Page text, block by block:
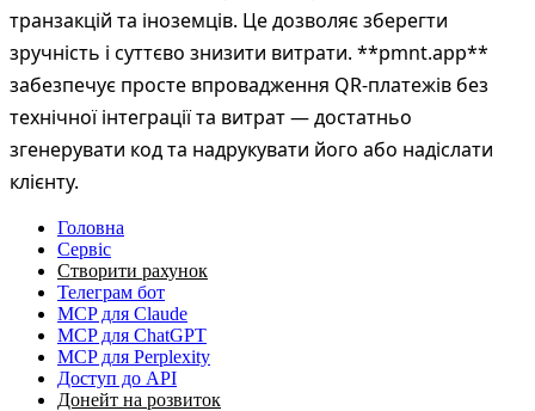
Головна
Сервіс
Створити рахунок
Телеграм бот
MCP для Claude
MCP для ChatGPT
MCP для Perplexity
Доступ до API
Донейт на розвиток